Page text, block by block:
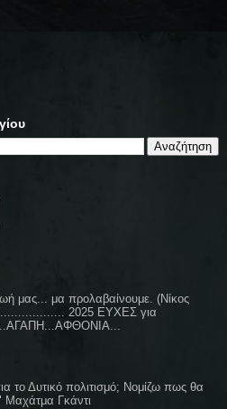
μας... μα προλαβαίνουμε. (Νίκος
2025 ΕΥΧΕΣ για
το Δυτικό πολιτισμό; Νομίζω πως θα
Μαχάτμα Γκάντι